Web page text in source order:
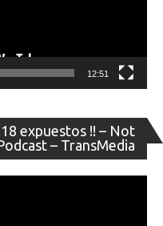
12:51
expuestos !! – Not
– TransMedia
de